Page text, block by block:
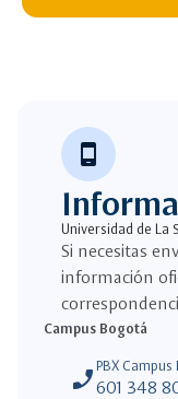
phone_android
Universidad de La
Si necesitas
información
Campus Bogotá
phone_enabled PBX
601 348